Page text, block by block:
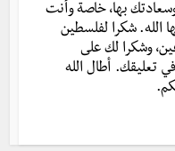
بها، خاصة وأنت
الله. شكرا لفلسطين
وشكرا لك على
تعليقك. أطال الله